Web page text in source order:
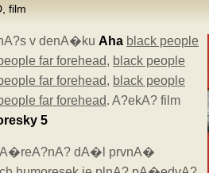
film
v denA�ku Aha black people
far forehead, black people
far forehead, black people
far forehead. A?ekA? film
5
dA�l prvnA�